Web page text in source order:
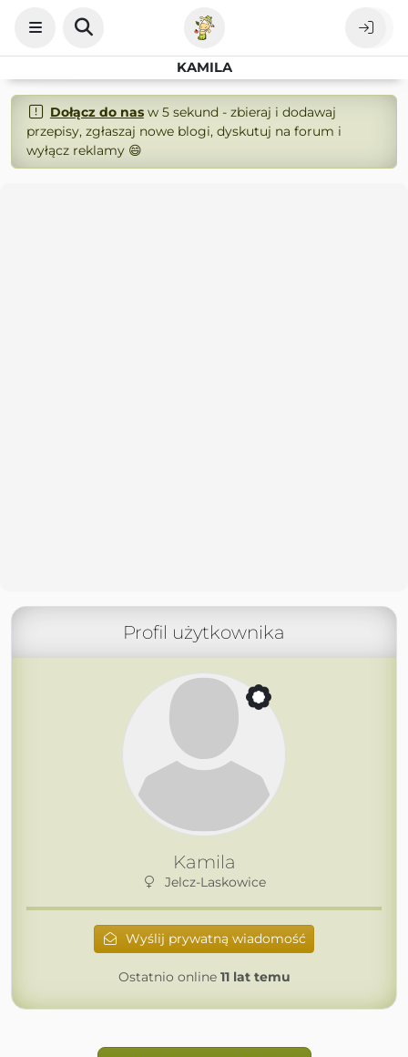
KAMILA
Dołącz do nasw 5 sekund - zbieraj i dodawaj
przepisy, zgłaszaj nowe blogi, dyskutuj na forum i
wyłącz reklamy 😄
Profil użytkownika
Kamila
Jelcz-Laskowice
Wyślij prywatną wiadomość
Ostatnio online 11 lat temu